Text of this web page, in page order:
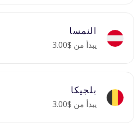
النمسا
يبدأ من $3.00
بلجيكا
يبدأ من $3.00